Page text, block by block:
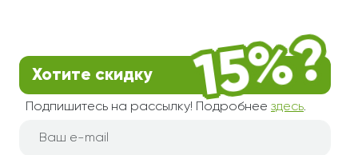
Хотите скидку
Подпишитесь на рассылку! Подробнее здесь.